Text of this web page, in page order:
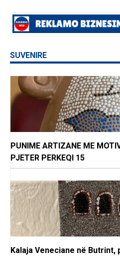
SUVENIRE
PUNIME ARTIZANE ME
PJETER PERKEQI 15
Kalaja Veneciane në